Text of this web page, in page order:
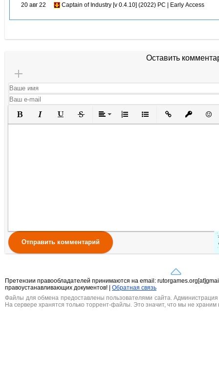
20 авг 22
Captain of Industry [v 0.4.10] (2022) PC | Early Access
Оставить
Полужирный
КурсивПодчеркнутый
ЗачеркнутыйВыравнивание
Нумерованный список
Маркированный список
Вставить ссылку
Вставить
Отправить комментарий
Претензии правообладателей принимаются на email:
правоустанавливающих документов! |
Обратная связь
Файлы для обмена предоставлены пользователями сайта. Администрация
На сервере хранятся только торрент-файлы. Это значит, что мы не